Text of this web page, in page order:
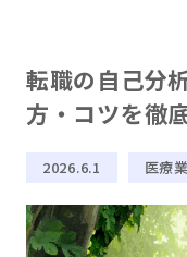
転職の自己分
方・コツを徹
2026.6.1 医療